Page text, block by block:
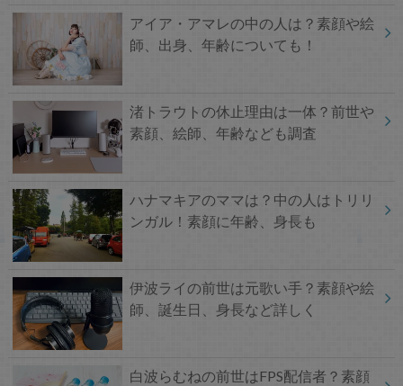
アイア・アマレの中の人は？素顔や絵
師、出身、年齢についても！
渚トラウトの休止理由は一体？前世や
素顔、絵師、年齢なども調査
ハナマキアのママは？中の人はトリリ
ンガル！素顔に年齢、身長も
伊波ライの前世は元歌い手？素顔や絵
師、誕生日、身長など詳しく
白波らむねの前世はFPS配信者？素顔